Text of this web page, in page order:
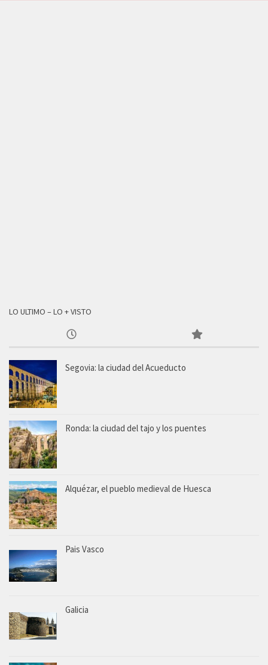
LO ULTIMO – LO + VISTO
Segovia: la ciudad del Acueducto
Ronda: la ciudad del tajo y los puentes
Alquézar, el pueblo medieval de Huesca
Pais Vasco
Galicia